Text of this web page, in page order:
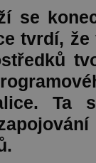
se
tvrdí,
Ta